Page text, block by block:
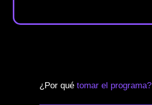
¿Por quétomar el programa?